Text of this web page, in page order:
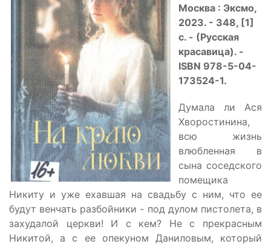
Москва : Эксмо,
2023. - 348, [1]
с. - (Русская
красавица). -
ISBN 978-5-04-
173524-1.
Думала ли Ася
Хворостинина,
всю жизнь
влюбленная в
сына соседского
помещика
Никиту и уже ехавшая на свадьбу с ним, что ее
будут венчать разбойники - под дулом пистолета, в
захудалой церкви! И с кем? Не с прекрасным
Никитой, а с ее опекуном Даниловым, который